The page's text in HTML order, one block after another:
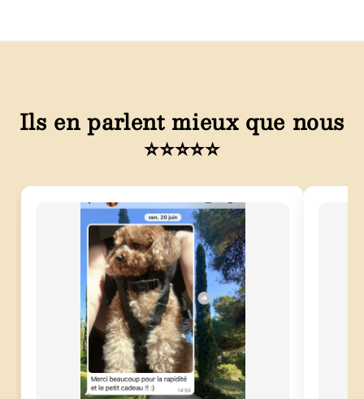
Ils en parlent mieux que nous
⭐⭐⭐⭐⭐